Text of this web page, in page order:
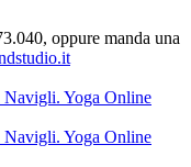
oppure manda una